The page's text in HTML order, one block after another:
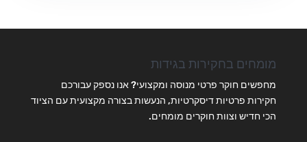
מומחים בחקירות בגידות
מחפשים חוקר פרטי מנוסה ומקצועי? אנו נספק עבורכם
חקירות פרטיות דיסקרטיות, הנעשות בצורה מקצועית עם הציוד
הכי חדיש וצוות חוקרים מומחים.